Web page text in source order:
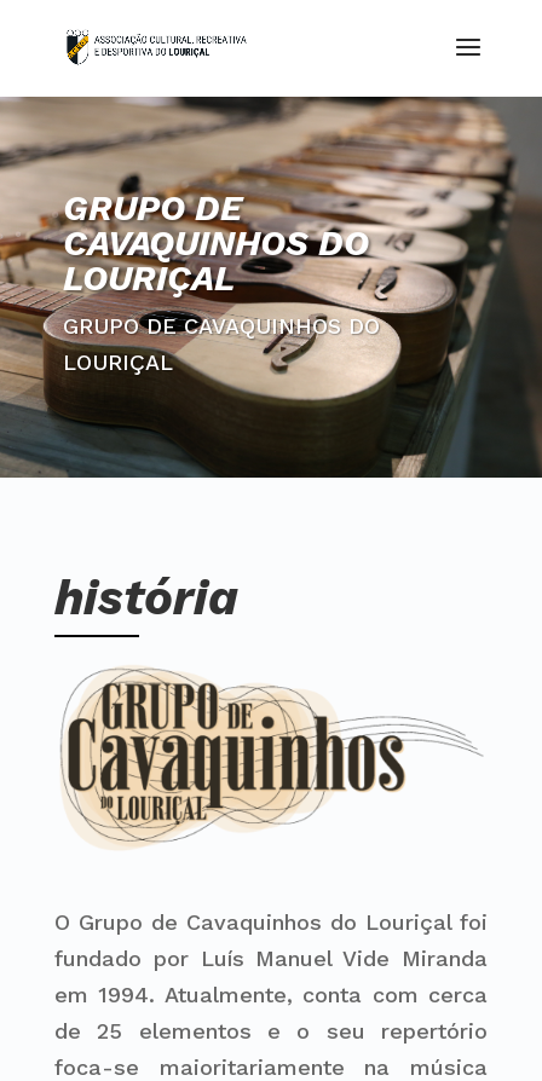
GRUPO DE
CAVAQUINHOS DO
LOURIÇAL
GRUPO DE CAVAQUINHOS DO
LOURIÇAL
história
O Grupo de Cavaquinhos do Louriçal foi
fundado por Luís Manuel Vide Miranda
em 1994. Atualmente, conta com cerca
de 25 elementos e o seu repertório
foca-se maioritariamente na música